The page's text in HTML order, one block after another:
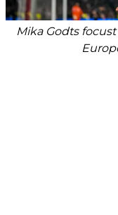
Mika Godts